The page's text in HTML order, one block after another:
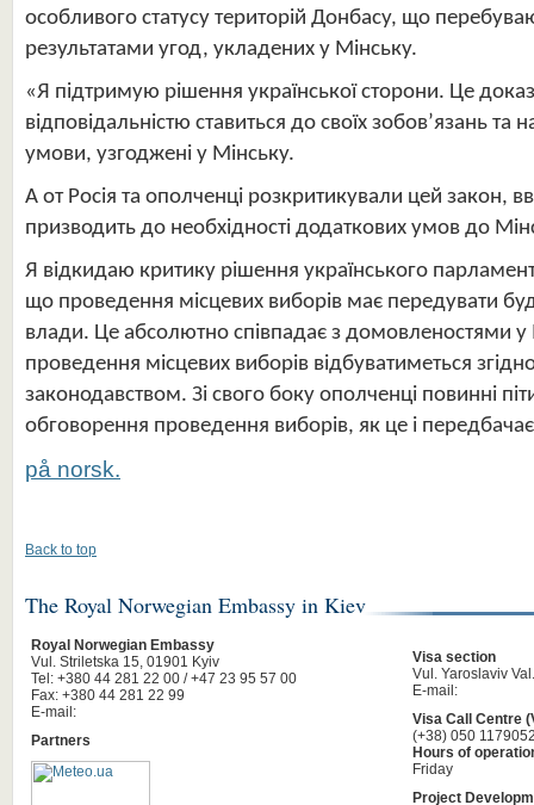
особливого статусу територій Донбасу, що
результатами угод, укладених у Мінську.
«Я підтримую рішення української сторони. Це
відповідальністю ставиться до своїх зобов’язань та
умови, узгоджені у Мінську.
А от Росія та ополченці розкритикували цей закон,
призводить до необхідності додаткових умов до
Я відкидаю критику рішення українського
що проведення місцевих виборів має передувати
влади. Це абсолютно співпадає з домовленостями у
проведення місцевих виборів відбуватиметься
законодавством. Зі свого боку ополченці повинні
обговорення проведення виборів, як це і
på norsk.
Back to top
The Royal Norwegian Embassy in Kiev
Royal Norwegian Embassy
Vul. Striletska 15, 01901 Kyiv
Tel: +380 44 281 22 00 / +47 23 95 57 00
Fax: +380 44 281 22 99
E-mail:
Partners
Visa section
Vul. Yaroslaviv
E-mail:
Visa Call Centre
(+38) 050
Hours of
Friday
Project